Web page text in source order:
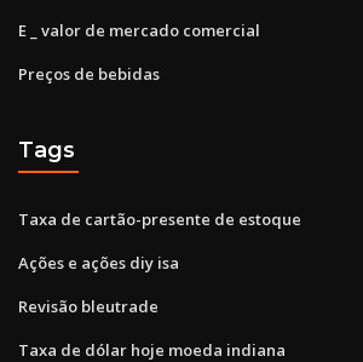
E _ valor de mercado comercial
Preços de bebidas
Tags
Taxa de cartão-presente de estoque
Ações e ações diy isa
Revisão bleutrade
Taxa de dólar hoje moeda indiana